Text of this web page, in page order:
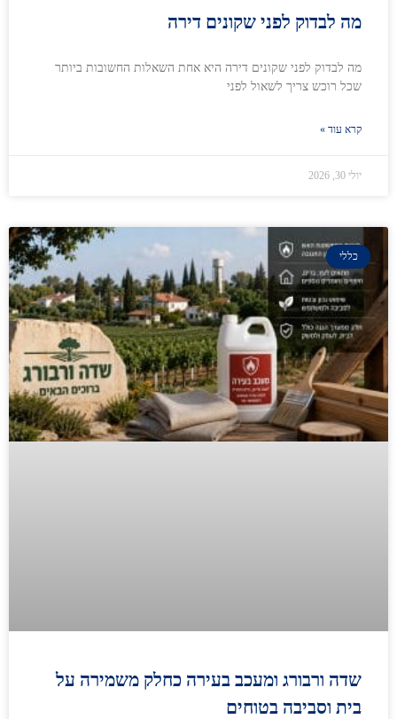
מה לבדוק לפני שקונים דירה
מה לבדוק לפני שקונים דירה היא אחת השאלות החשובות ביותר
שכל רוכש צריך לשאול לפני
קרא עוד »
יולי 30, 2026
כללי
שדה ורבורג ומעכב בעירה כחלק משמירה על
בית וסביבה בטוחים